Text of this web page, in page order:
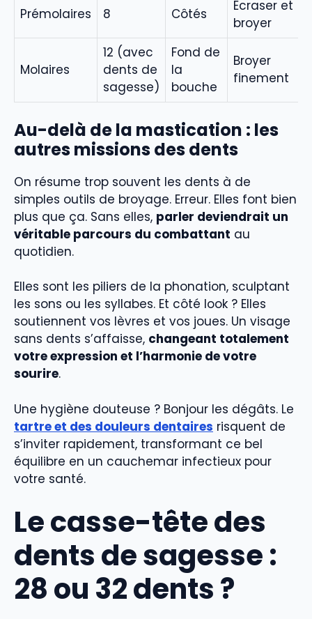
Prémolaires 8 Côtés
Écraser et
broyer
Molaires
12 (avec
dents de
sagesse)
Fond de
la
bouche
Broyer
finement
Au-delà de la mastication : les
autres missions des dents
On résume trop souvent les dents à de
simples outils de broyage. Erreur. Elles font bien
plus que ça. Sans elles, parler deviendrait un
véritable parcours du combattant au
quotidien.
Elles sont les piliers de la phonation, sculptant
les sons ou les syllabes. Et côté look ? Elles
soutiennent vos lèvres et vos joues. Un visage
sans dents s’affaisse, changeant totalement
votre expression et l’harmonie de votre
sourire.
Une hygiène douteuse ? Bonjour les dégâts. Le
tartre et des douleurs dentaires risquent de
s’inviter rapidement, transformant ce bel
équilibre en un cauchemar infectieux pour
votre santé.
Le casse-tête des
dents de sagesse :
28 ou 32 dents ?